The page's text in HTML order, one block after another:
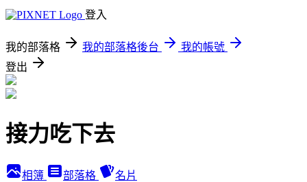
登入
我的部落格 我的部落格後台
我的帳號
登出
接力吃下去
相簿 部落格 名片